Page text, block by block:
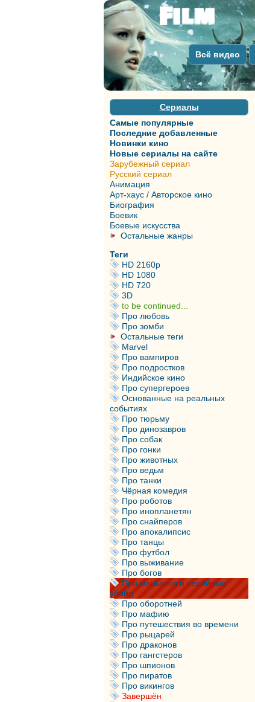
Всё видео
Сериалы
Самые популярные
Последние добавленные
Новинки кино
Новые сериалы на сайте
Зарубежный сериал
Русский сериал
Анимация
Арт-хаус / Авторское кино
Биография
Боевик
Боевые искусства
Остальные жанры
Теги
HD 2160р
HD 1080
HD 720
3D
to be continued...
Про любовь
Про зомби
Остальные теги
Marvel
Про вампиров
Про подростков
Индийское кино
Про супергероев
Основанные на реальных
событиях
Про тюрьму
Про динозавров
Про собак
Про гонки
Про животных
Про ведьм
Про танки
Чёрная комедия
Про роботов
Про инопланетян
Про снайперов
Про апокалипсис
Про танцы
Про футбол
Про выживание
Про богов
Про маньяков и серийных
убийц
Про оборотней
Про мафию
Про путешествия во времени
Про рыцарей
Про драконов
Про гангстеров
Про шпионов
Про пиратов
Про викингов
Завершён